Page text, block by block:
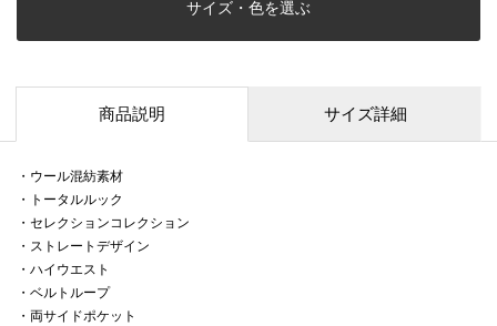
サイズ・色を選ぶ
商品説明 サイズ詳細
・ウール混紡素材
・トータルルック
・セレクションコレクション
・ストレートデザイン
・ハイウエスト
・ベルトループ
・両サイドポケット